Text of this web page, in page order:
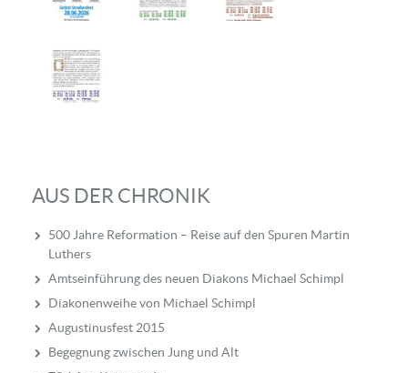
AUS DER CHRONIK
500 Jahre Reformation – Reise auf den Spuren Martin
Luthers
Amtseinführung des neuen Diakons Michael Schimpl
Diakonenweihe von Michael Schimpl
Augustinusfest 2015
Begegnung zwischen Jung und Alt